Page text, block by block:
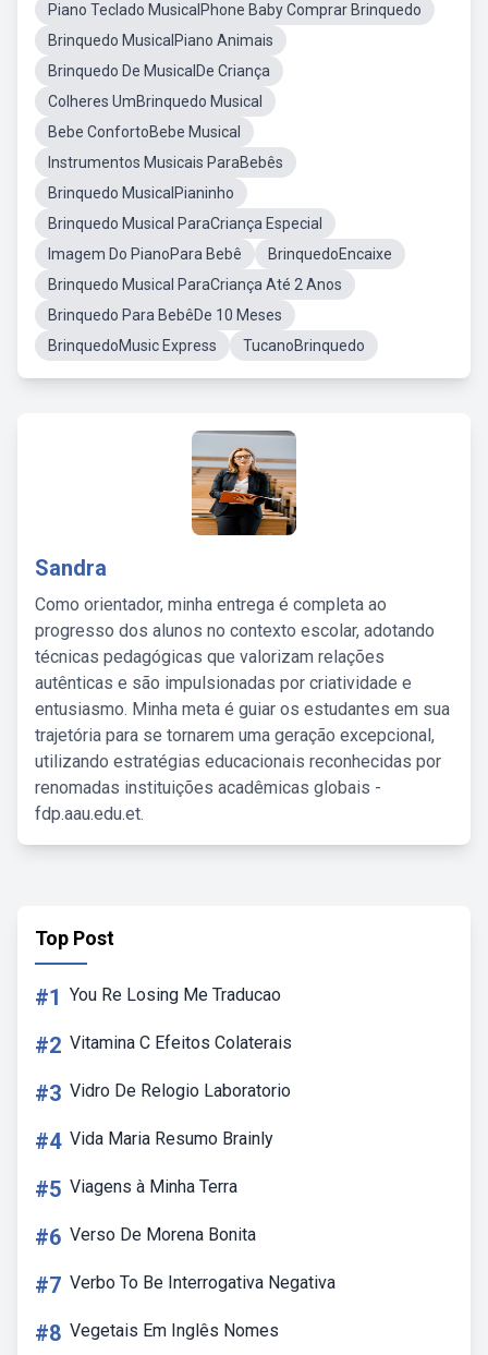
Piano Teclado MusicalPhone Baby Comprar Brinquedo
Brinquedo MusicalPiano Animais
Brinquedo De MusicalDe Criança
Colheres UmBrinquedo Musical
Bebe ConfortoBebe Musical
Instrumentos Musicais ParaBebês
Brinquedo MusicalPianinho
Brinquedo Musical ParaCriança Especial
Imagem Do PianoPara Bebê
BrinquedoEncaixe
Brinquedo Musical ParaCriança Até 2 Anos
Brinquedo Para BebêDe 10 Meses
BrinquedoMusic Express
TucanoBrinquedo
Sandra
Como orientador, minha entrega é completa ao
progresso dos alunos no contexto escolar, adotando
técnicas pedagógicas que valorizam relações
autênticas e são impulsionadas por criatividade e
entusiasmo. Minha meta é guiar os estudantes em sua
trajetória para se tornarem uma geração excepcional,
utilizando estratégias educacionais reconhecidas por
renomadas instituições acadêmicas globais -
fdp.aau.edu.et.
Top Post
#1 You Re Losing Me Traducao
#2 Vitamina C Efeitos Colaterais
#3 Vidro De Relogio Laboratorio
#4 Vida Maria Resumo Brainly
#5 Viagens à Minha Terra
#6 Verso De Morena Bonita
#7 Verbo To Be Interrogativa Negativa
#8 Vegetais Em Inglês Nomes